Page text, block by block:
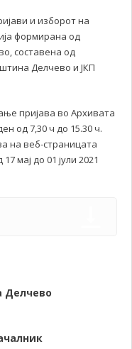
и изборот на
формирана од
составена од
Делчево и ЈКП
пријава во Архивата
од 7,30 ч до 15.30 ч.
на веб-страницата
мај до 01 јули 2021